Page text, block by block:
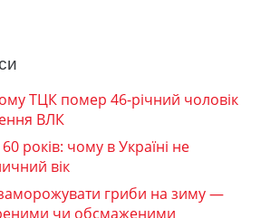
ТЦК помер 46-річний чоловік
ВЛК
років: чому в Україні не
вік
гриби на зиму —
чи обсмаженими